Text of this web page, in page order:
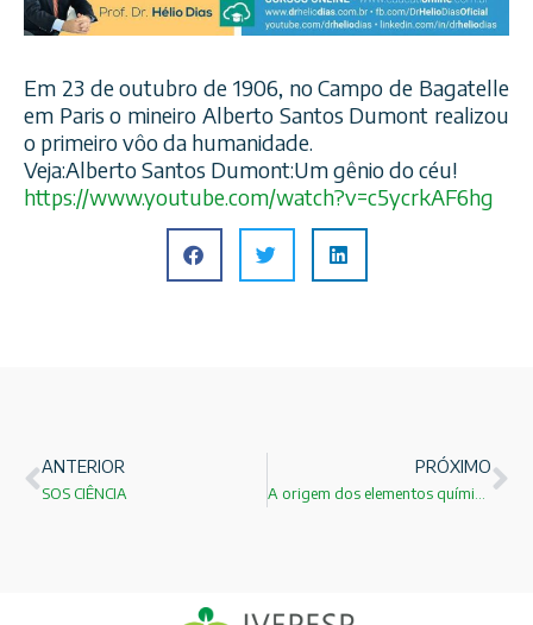
Em 23 de outubro de 1906, no Campo de Bagatelle
em Paris o mineiro Alberto Santos Dumont realizou
o primeiro vôo da humanidade.
Veja:Alberto Santos Dumont:Um gênio do céu!
https://www.youtube.com/watch?v=c5ycrkAF6hg
ANTERIOR
SOS CIÊNCIA
PRÓXIMO